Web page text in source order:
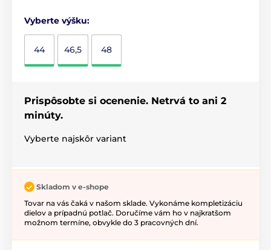
Vyberte výšku:
44 46,5 48
Prispôsobte si ocenenie. Netrvá to ani 2
minúty.
Vyberte najskôr variant
Skladom v e-shope
Tovar na vás čaká v našom sklade. Vykonáme kompletizáciu
dielov a prípadnú potlač. Doručíme vám ho v najkratšom
možnom termíne, obvykle do 3 pracovných dní.